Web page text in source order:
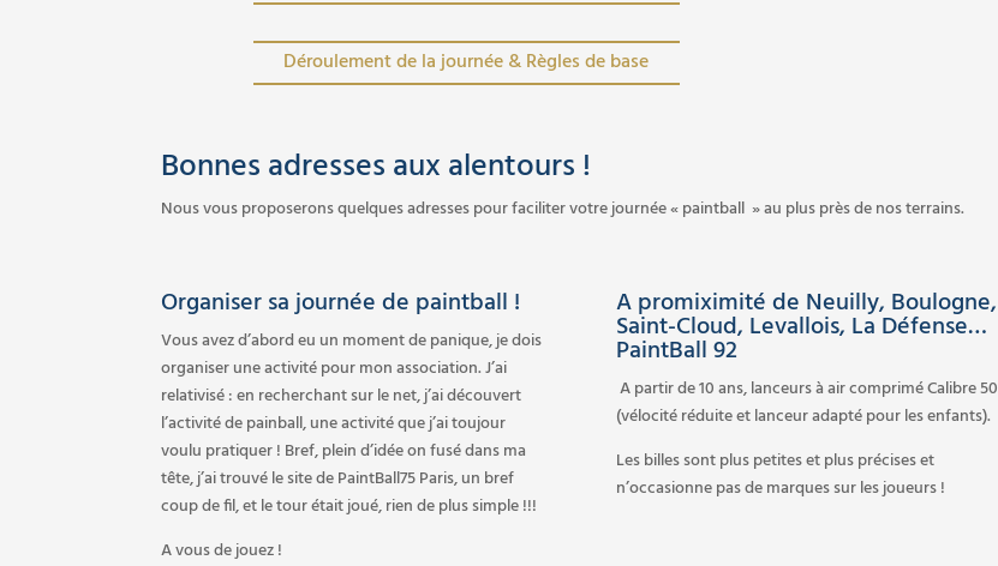
Déroulement de la journée & Règles de base
Bonnes adresses aux alentours !
Nous vous proposerons quelques adresses pour faciliter votre journée « paintball » au plus près de nos terrains.
Organiser sa journée de paintball !
Vous avez d’abord eu un moment de panique, je dois
organiser une activité pour mon association. J’ai
relativisé : en recherchant sur le net, j’ai découvert
l’activité de painball, une activité que j’ai toujour
voulu pratiquer ! Bref, plein d’idée on fusé dans ma
tête, j’ai trouvé le site de PaintBall75 Paris, un bref
coup de fil, et le tour était joué, rien de plus simple !!!
A vous de jouez !
A promiximité de Neuilly, Boulogne,
Saint-Cloud, Levallois, La Défense…
PaintBall 92
A partir de 10 ans, lanceurs à air comprimé Calibre 50
(vélocité réduite et lanceur adapté pour les enfants).
Les billes sont plus petites et plus précises et
n’occasionne pas de marques sur les joueurs !